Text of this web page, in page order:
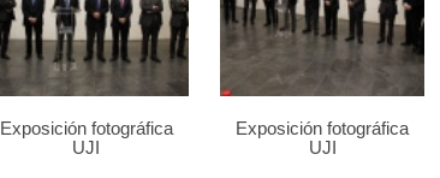
Exposición fotográfica
UJI
Exposición fotográfica
UJI